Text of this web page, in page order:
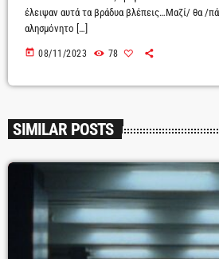
έλειψαν αυτά τα βράδυα βλέπεις…Μαζί/ θα /
αλησμόνητο […]
today 08/11/2023 78
SIMILAR POSTS